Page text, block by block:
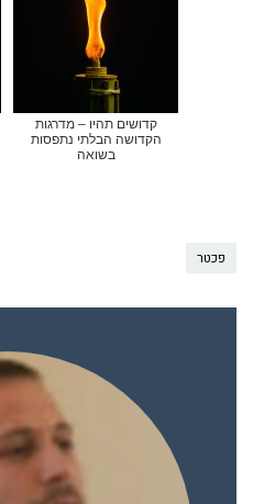
קדושים תהיו – מדרגות
הקדושה הבלתי נתפסות
בשואה
פכטר